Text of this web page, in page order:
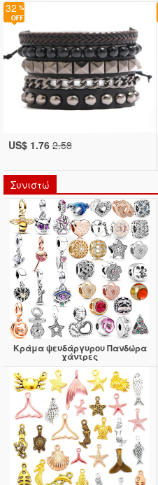
32
US$ 1.76 2.58
Συνιστώ
Κράμα ψευδάργυρου Πανδώρα
χάντρες